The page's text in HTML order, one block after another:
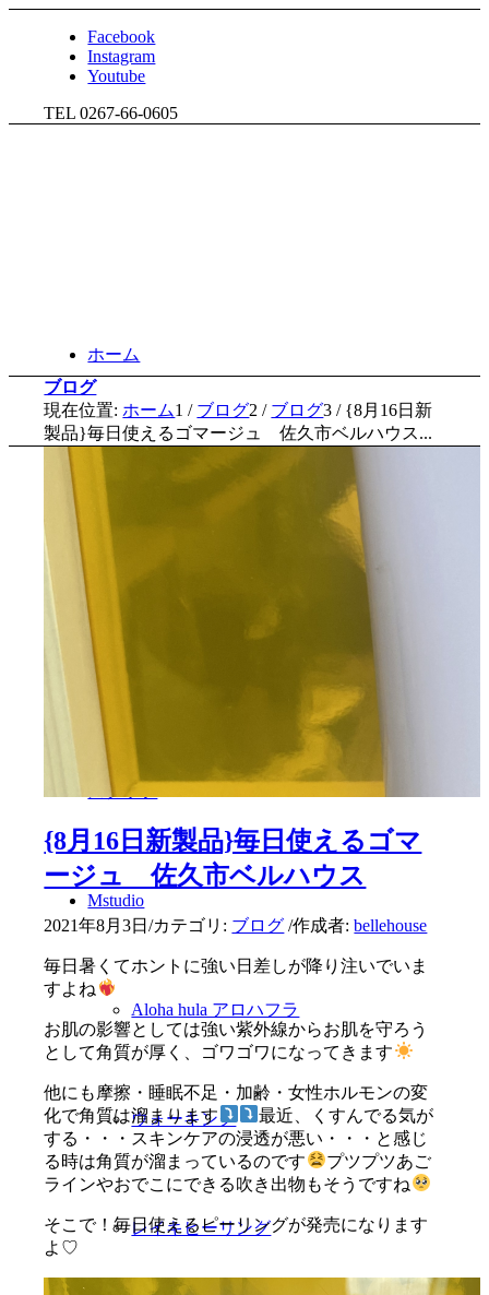
Facebook
Instagram
Youtube
TEL 0267-66-0605
ホーム
化粧品
肌カウンセリング
スタッフ
Mstudio
Aloha hula アロハフラ
ウォーキング
レイキヒーリング
ブログ
現在位置: ホーム1 / ブログ2 / ブログ3 / {8月16日新
製品}毎日使えるゴマージュ 佐久市ベルハウス...
{8月16日新製品}毎日使えるゴマ
ージュ 佐久市ベルハウス
2021年8月3日/カテゴリ: ブログ /作成者:bellehouse
毎日暑くてホントに強い日差しが降り注いでいま
すよね
お肌の影響としては強い紫外線からお肌を守ろう
として角質が厚く、ゴワゴワになってきます
他にも摩擦・睡眠不足・加齢・女性ホルモンの変
化で角質は溜まります
最近、くすんでる気が
する・・・スキンケアの浸透が悪い・・・と感じ
る時は角質が溜まっているのです
プツプツあご
ラインやおでこにできる吹き出物もそうですね
そこで！毎日使えるピーリングが発売になります
よ♡